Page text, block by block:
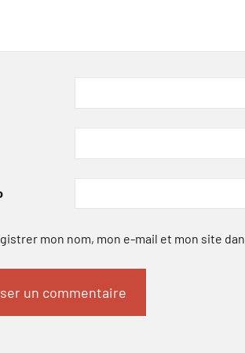
mon nom, mon e-mail et mon site